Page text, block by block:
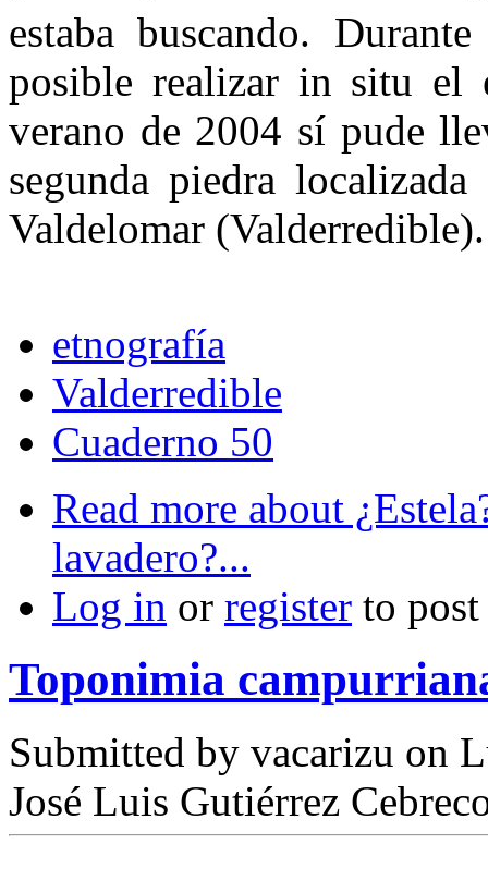
es­taba buscando.
posible re­alizar in situ el
verano de 2004 sí pude
segunda piedra
Valdelomar (Valderredible).
etnografía
Valderredible
Cuaderno 50
Read more about
lavadero?...
Log in or register to
Toponimia
Submitted by vacarizu on
José Luis Gutiérrez